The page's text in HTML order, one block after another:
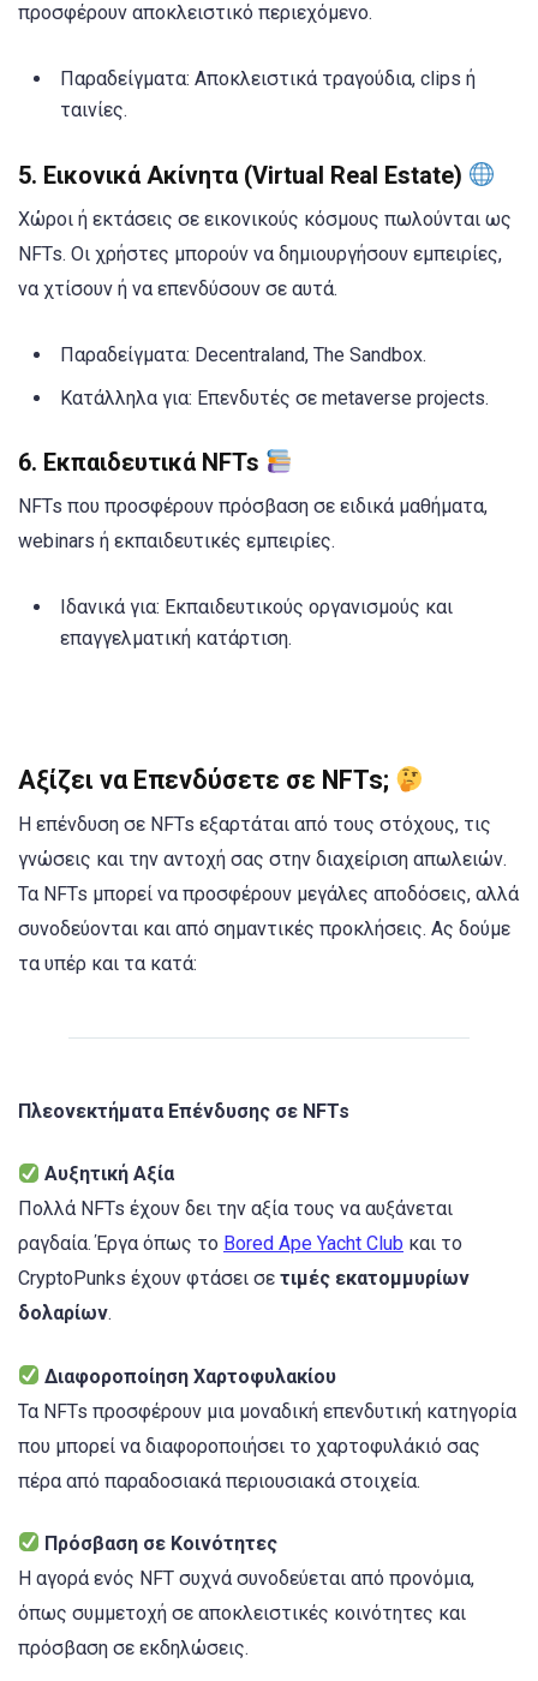
προσφέρουν αποκλειστικό περιεχόμενο.
Παραδείγματα: Αποκλειστικά τραγούδια, clips ή
ταινίες.
5. Εικονικά Ακίνητα (Virtual Real Estate)
Χώροι ή εκτάσεις σε εικονικούς κόσμους πωλούνται ως
NFTs. Οι χρήστες μπορούν να δημιουργήσουν εμπειρίες,
να χτίσουν ή να επενδύσουν σε αυτά.
Παραδείγματα: Decentraland, The Sandbox.
Κατάλληλα για: Επενδυτές σε metaverse projects.
6. Εκπαιδευτικά NFTs
NFTs που προσφέρουν πρόσβαση σε ειδικά μαθήματα,
webinars ή εκπαιδευτικές εμπειρίες.
Ιδανικά για: Εκπαιδευτικούς οργανισμούς και
επαγγελματική κατάρτιση.
Αξίζει να Επενδύσετε σε NFTs;
Η επένδυση σε NFTs εξαρτάται από τους στόχους, τις
γνώσεις και την αντοχή σας στην διαχείριση απωλειών.
Τα NFTs μπορεί να προσφέρουν μεγάλες αποδόσεις, αλλά
συνοδεύονται και από σημαντικές προκλήσεις. Ας δούμε
τα υπέρ και τα κατά:
Πλεονεκτήματα Επένδυσης σε NFTs
Αυξητική Αξία
Πολλά NFTs έχουν δει την αξία τους να αυξάνεται
ραγδαία. Έργα όπως το Bored Ape Yacht Club και το
CryptoPunks έχουν φτάσει σε τιμές εκατομμυρίων
δολαρίων.
Διαφοροποίηση Χαρτοφυλακίου
Τα NFTs προσφέρουν μια μοναδική επενδυτική κατηγορία
που μπορεί να διαφοροποιήσει το χαρτοφυλάκιό σας
πέρα από παραδοσιακά περιουσιακά στοιχεία.
Πρόσβαση σε Κοινότητες
Η αγορά ενός NFT συχνά συνοδεύεται από προνόμια,
όπως συμμετοχή σε αποκλειστικές κοινότητες και
πρόσβαση σε εκδηλώσεις.